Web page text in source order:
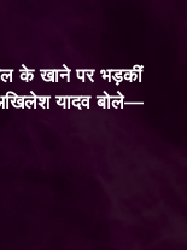
के खाने पर भड़कीं
यादव बोले—